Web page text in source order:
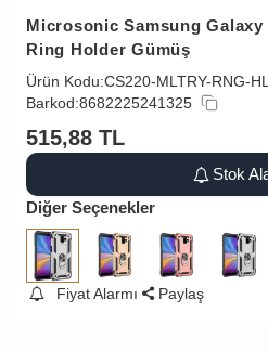
Microsonic Samsung Galaxy
Ring Holder Gümüş
Ürün Kodu:CS220-MLTRY-RNG-
Barkod:8682225241325
515,88 TL
Stok
Diğer Seçenekler
Fiyat Alarmı Paylaş